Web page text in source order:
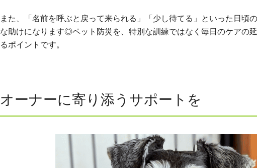
また、「名前を呼ぶと戻って来られる」「少し待てる」といった日頃
な助けになります◎ペット防災を、特別な訓練ではなく毎日のケアの
るポイントです。
オーナーに寄り添うサポートを